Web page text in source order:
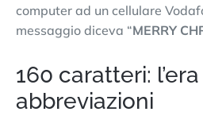
computer ad un cellulare
messaggio diceva “MERRY
160 caratteri:
abbreviazioni